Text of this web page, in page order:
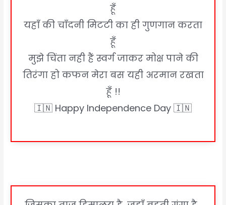
हूँ
यहाँ की चाँदनी मिटटी का ही गुणगान करता
हूँ
मुझे चिंता नही हैं स्वर्ग जाकर मोक्ष पाने की
तिरंगा हो कफन मेरा बस यही अरमान रखता
हूँ !!
🇮🇳 Happy Independence Day 🇮🇳